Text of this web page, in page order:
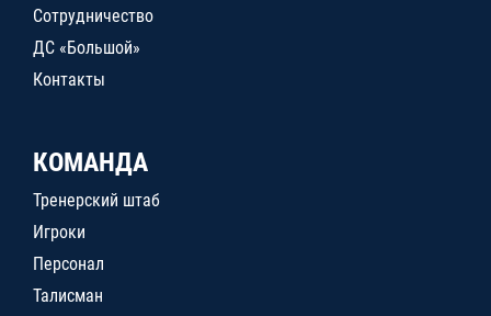
Сотрудничество
ДС «Большой»
Контакты
КОМАНДА
Тренерский штаб
Игроки
Персонал
Талисман